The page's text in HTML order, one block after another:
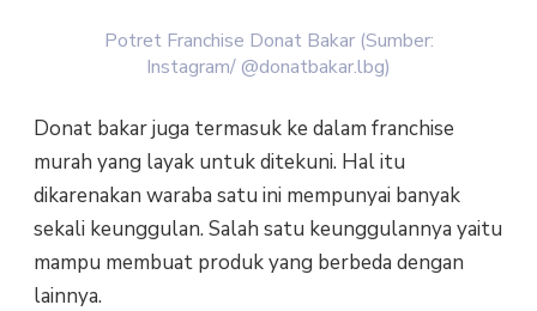
Potret Franchise Donat Bakar (Sumber:
Instagram/ @donatbakar.lbg)
Donat bakar juga termasuk ke dalam franchise
murah yang layak untuk ditekuni. Hal itu
dikarenakan waraba satu ini mempunyai banyak
sekali keunggulan. Salah satu keunggulannya yaitu
mampu membuat produk yang berbeda dengan
lainnya.